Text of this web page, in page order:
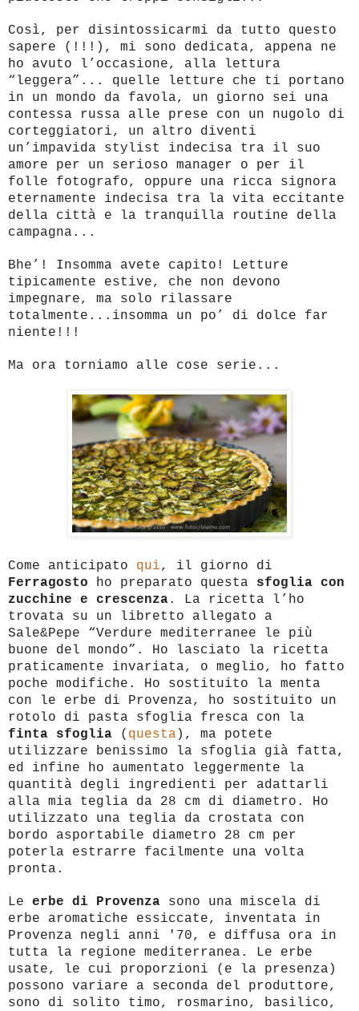
Così, per disintossicarmi da tutto questo
sapere (!!!), mi sono dedicata, appena ne
ho avuto l’occasione, alla lettura
“leggera”... quelle letture che ti portano
in un mondo da favola, un giorno sei una
contessa russa alle prese con un nugolo di
corteggiatori, un altro diventi
un’impavida stylist indecisa tra il suo
amore per un serioso manager o per il
folle fotografo, oppure una ricca signora
eternamente indecisa tra la vita eccitante
della città e la tranquilla routine della
campagna...
Bhe’! Insomma avete capito! Letture
tipicamente estive, che non devono
impegnare, ma solo rilassare
totalmente...insomma un po’ di dolce far
niente!!!
Ma ora torniamo alle cose serie...
Come anticipato qui, il giorno di
Ferragosto ho preparato questa sfoglia con
zucchine e crescenza. La ricetta l’ho
trovata su un libretto allegato a
Sale&Pepe “Verdure mediterranee le più
buone del mondo”. Ho lasciato la ricetta
praticamente invariata, o meglio, ho fatto
poche modifiche. Ho sostituito la menta
con le erbe di Provenza, ho sostituito un
rotolo di pasta sfoglia fresca con la
finta sfoglia ( questa ), ma potete
utilizzare benissimo la sfoglia già fatta,
ed infine ho aumentato leggermente la
quantità degli ingredienti per adattarli
alla mia teglia da 28 cm di diametro. Ho
utilizzato una teglia da crostata con
bordo asportabile diametro 28 cm per
poterla estrarre facilmente una volta
pronta.
Le erbe di Provenza sono una miscela di
erbe aromatiche essiccate, inventata in
Provenza negli anni '70, e diffusa ora in
tutta la regione mediterranea. Le erbe
usate, le cui proporzioni (e la presenza)
possono variare a seconda del produttore,
sono di solito timo, rosmarino, basilico,